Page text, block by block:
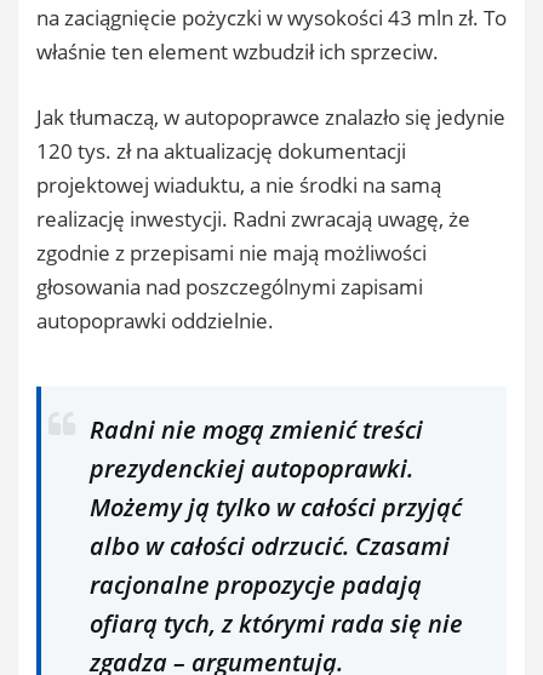
na zaciągnięcie pożyczki w wysokości 43 mln zł. To
właśnie ten element wzbudził ich sprzeciw.
Jak tłumaczą, w autopoprawce znalazło się jedynie
120 tys. zł na aktualizację dokumentacji
projektowej wiaduktu, a nie środki na samą
realizację inwestycji. Radni zwracają uwagę, że
zgodnie z przepisami nie mają możliwości
głosowania nad poszczególnymi zapisami
autopoprawki oddzielnie.
Radni nie mogą zmienić treści
prezydenckiej autopoprawki.
Możemy ją tylko w całości przyjąć
albo w całości odrzucić. Czasami
racjonalne propozycje padają
ofiarą tych, z którymi rada się nie
zgadza – argumentują.